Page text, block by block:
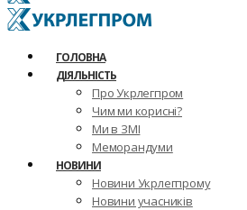
ГОЛОВНА
ДІЯЛЬНІСТЬ
Про Укрлегпром
Чим ми корисні?
Ми в ЗМІ
Меморандуми
НОВИНИ
Новини Укрлегпрому
Новини учасників